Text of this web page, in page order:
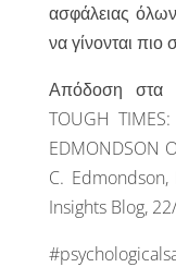
ασφάλειας
να γίνονται πιο
Απόδοση στα
TOUGH
EDMONDSON
C. Edmondson,
Insights Blog,